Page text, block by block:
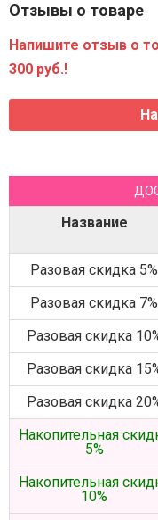
Отзывы о товаре
Напишите отзыв о
300 руб.!
Название
Разовая скидка 5%
Разовая скидка 7%
Разовая скидка
Разовая скидка
Разовая скидка
Накопительная
5%
Накопительная
10%